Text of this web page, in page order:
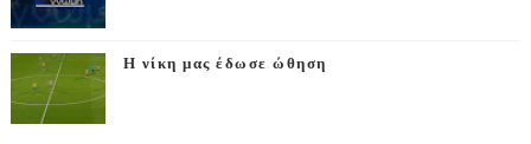
Η νίκη μας έδωσε ώθηση